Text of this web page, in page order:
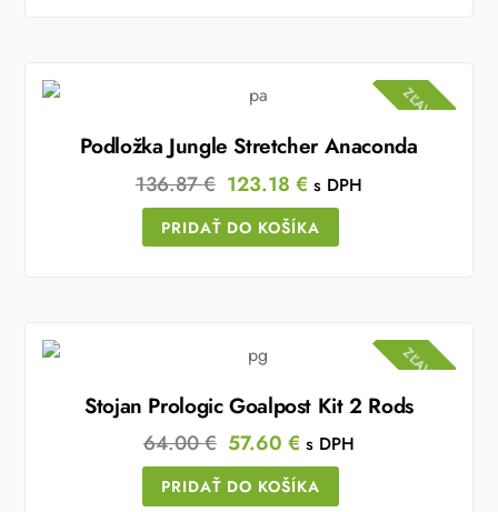
ZĽAVA!
Podložka Jungle Stretcher Anaconda
136.87€ Original
price
was:
123.18€ Current
price
is:
s DPH
PRIDAŤ DO KOŠÍKA
ZĽAVA!
Stojan Prologic Goalpost Kit 2 Rods
64.00€ Original
price
was:
57.60€ Current
price
is:
s DPH
PRIDAŤ DO KOŠÍKA